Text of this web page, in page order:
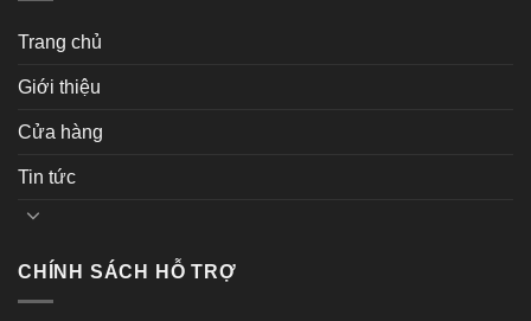
Trang chủ
Giới thiệu
Cửa hàng
Tin tức
CHÍNH SÁCH HỖ TRỢ